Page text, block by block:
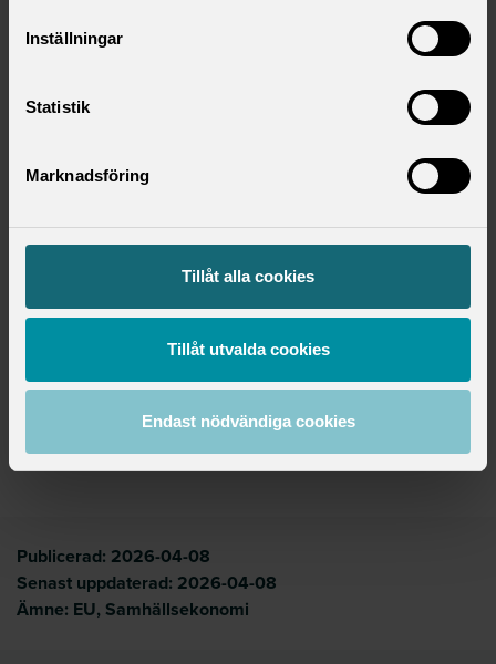
Inställningar
Statistik
Marknadsföring
Tillåt alla cookies
Tillåt utvalda cookies
Endast nödvändiga cookies
Ladda ner som .pdf
Kontaktperson
Samhällspolitisk chef
lena.granqvist@saco.se
Håkan Regnér
hakan.regner@saco.se
Publicerad: 2026-04-08
Senast uppdaterad: 2026-04-08
Ämne: EU, Samhällsekonomi